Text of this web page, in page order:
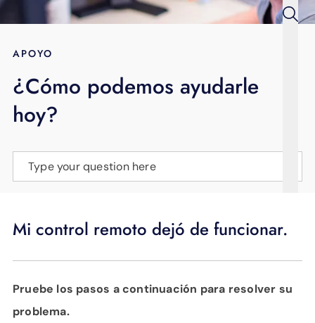
BLOG
APOYO
APOYO
¿Cómo podemos ayudarle
hoy?
Type your question here
Mi control remoto dejó de funcionar.
Pruebe los pasos a continuación para resolver su
problema.